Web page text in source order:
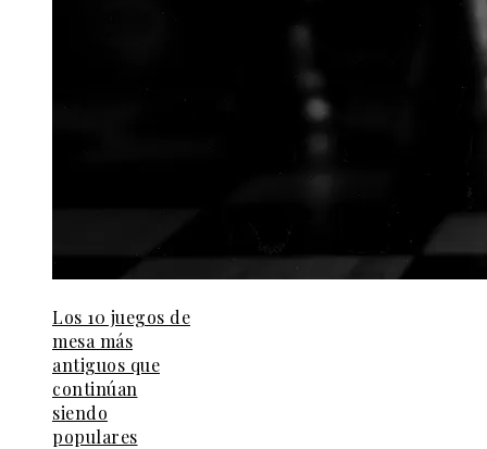
Los 10 juegos de
mesa más
antiguos que
continúan
siendo
populares